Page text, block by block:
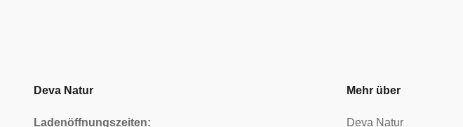
Deva Natur
Ladenöffnungszeiten:
Mehr über
Deva Natur